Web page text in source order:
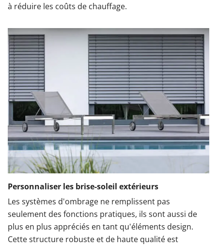
à réduire les coûts de chauffage.
Personnaliser les brise-soleil extérieurs
Les systèmes d'ombrage ne remplissent pas
seulement des fonctions pratiques, ils sont aussi de
plus en plus appréciés en tant qu'éléments design.
Cette structure robuste et de haute qualité est